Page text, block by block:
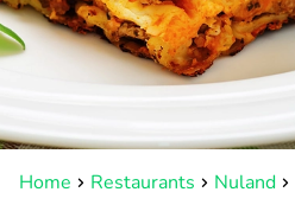
Home Restaurants Nuland